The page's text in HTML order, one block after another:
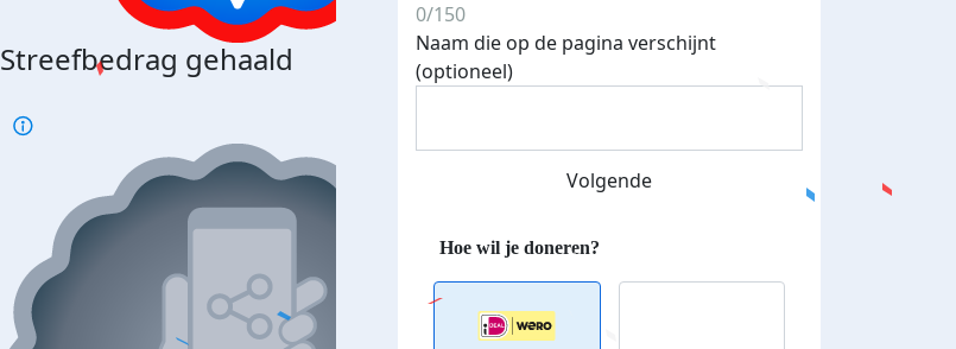
Streefbedrag gehaald Streefbedrag verhoogd
0/150
Naam die op de pagina verschijnt
(optioneel)
Volgende